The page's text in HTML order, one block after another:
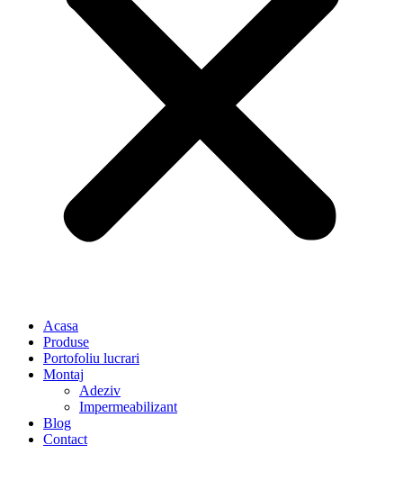
Acasa
Produse
Portofoliu lucrari
Montaj
Adeziv
Impermeabilizant
Blog
Contact